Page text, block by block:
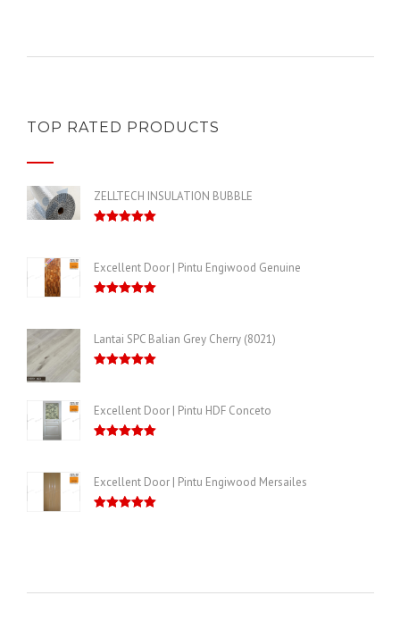
TOP RATED PRODUCTS
ZELLTECH INSULATION BUBBLE
Excellent Door | Pintu Engiwood Genuine
Lantai SPC Balian Grey Cherry (8021)
Excellent Door | Pintu HDF Conceto
Excellent Door | Pintu Engiwood Mersailes